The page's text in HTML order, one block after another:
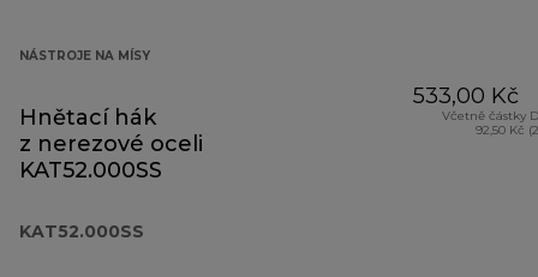
NÁSTROJE NA MÍSY
Hnětací hák
z nerezové oceli
KAT52.000SS
KAT52.000SS
533,00 Kč
Včetně částky
92,50 Kč